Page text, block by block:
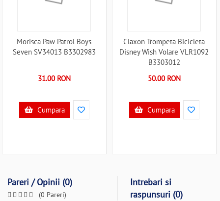
Morisca Paw Patrol Boys
Seven SV34013 B3302983
31.00 RON
Cumpara
Claxon Trompeta Bicicleta
Disney Wish Volare VLR1092
B3303012
50.00 RON
Cumpara
Pareri / Opinii (0)
(0 Pareri)
Intrebari si
raspunsuri (0)